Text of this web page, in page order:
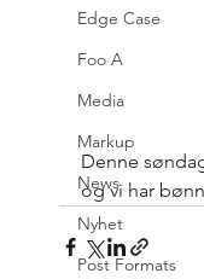
Edge Case
Foo A
Media
Markup
News
Nyhet
Post Formats
Denne
og vi har